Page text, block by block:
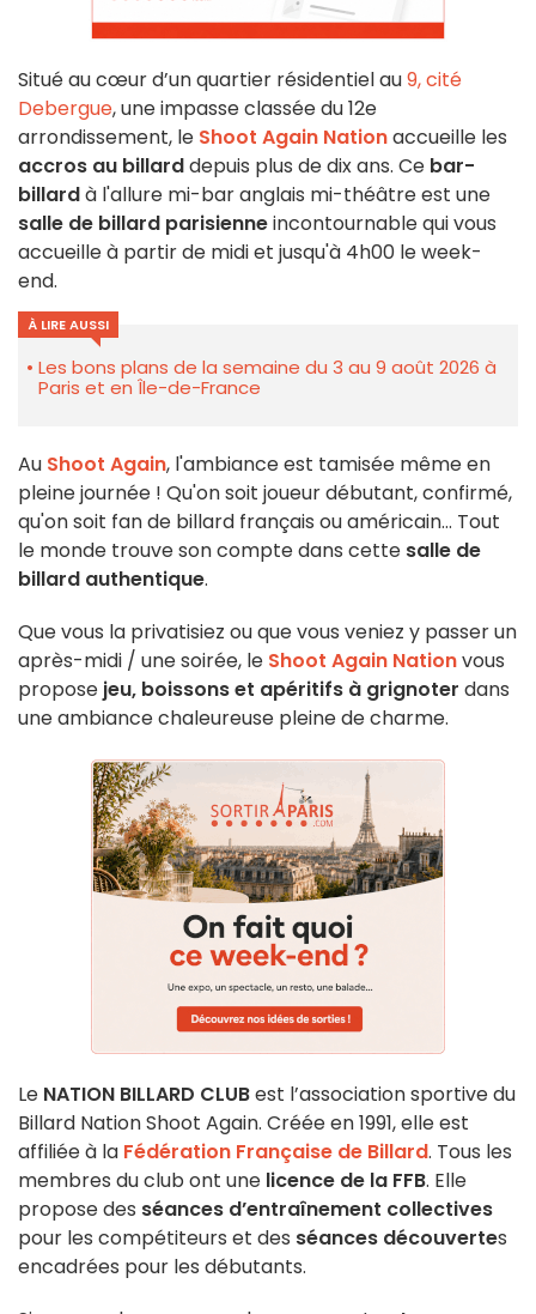
Situé au cœur d’un quartier résidentiel au9, cité
Debergue, une impasse classée du 12e
arrondissement, le Shoot Again Nationaccueille les
accros au billarddepuis plus de dix ans. Ce bar-
billardà l'allure mi-bar anglais mi-théâtre est une
salle de billard parisienneincontournable qui vous
accueille à partir de midi et jusqu'à 4h00 le week-
end.
À LIRE AUSSI
Les bons plans de la semaine du 3 au 9 août 2026 à
Paris et en Île-de-France
Au Shoot Again, l'ambiance est tamisée même en
pleine journée ! Qu'on soit joueur débutant, confirmé,
qu'on soit fan de billard français ou américain... Tout
le monde trouve son compte dans cette salle de
billard authentique.
Que vous la privatisiez ou que vous veniez y passer un
après-midi / une soirée, le Shoot Again Nationvous
propose jeu, boissons et apéritifs à grignoter dans
une ambiance chaleureuse pleine de charme.
Le NATION BILLARD CLUBest l’association sportive du
Billard Nation Shoot Again. Créée en 1991, elle est
affiliée à la Fédération Française de Billard. Tous les
membres du club ont une licence de la FFB. Elle
propose des séances d’entraînement collectives
pour les compétiteurs et des séances découvertes
encadrées pour les débutants.